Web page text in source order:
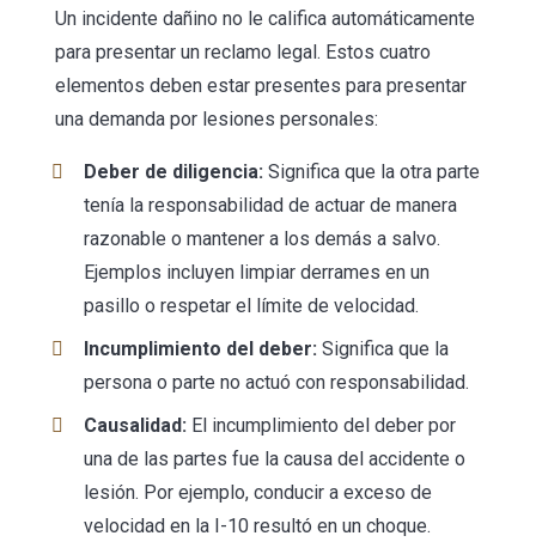
Un incidente dañino no le califica automáticamente
para presentar un reclamo legal. Estos cuatro
elementos deben estar presentes para presentar
una demanda por lesiones personales:
Deber de diligencia: Significa que la otra parte
tenía la responsabilidad de actuar de manera
razonable o mantener a los demás a salvo.
Ejemplos incluyen limpiar derrames en un
pasillo o respetar el límite de velocidad.
Incumplimiento del deber: Significa que la
persona o parte no actuó con responsabilidad.
Causalidad: El incumplimiento del deber por
una de las partes fue la causa del accidente o
lesión. Por ejemplo, conducir a exceso de
velocidad en la I-10 resultó en un choque.